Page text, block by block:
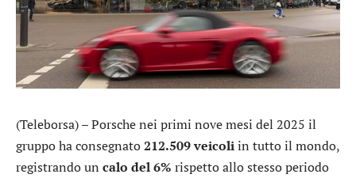
(Teleborsa) –Porschenei primi nove mesi del 2025 il
gruppo ha consegnato212.509 veicoliin tutto il mondo,
registrando un calo del 6% rispetto allo stesso periodo